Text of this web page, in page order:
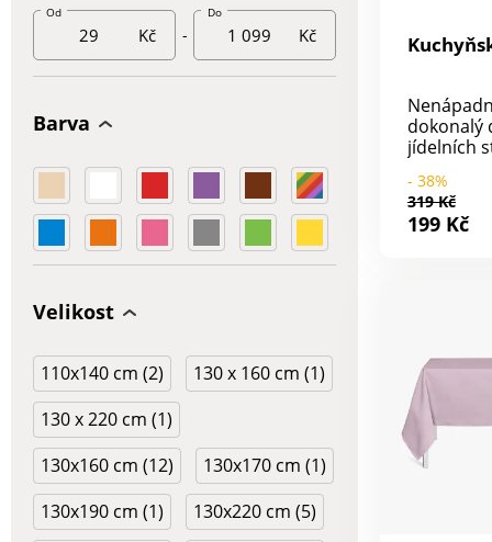
Kč
Od
- Kč
Do
Barva
Velikost
110x140 cm (2)
130 x 160 cm (1)
130 x 220 cm (1)
130x160 cm (12)
130x170 cm (1)
130x190 cm (1)
130x220 cm (5)
dokonalý
jídelních
dokáže v
mistrně
x 200 cm.
- 38%
319 Kč
199 Kč